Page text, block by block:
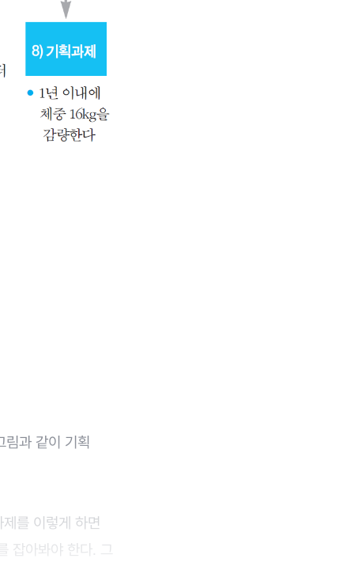
림과 같이 기획
를 이렇게 하면
잡아봐야 한다. 그